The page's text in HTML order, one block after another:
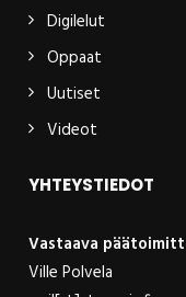
Digilelut
Oppaat
Uutiset
Videot
YHTEYSTIEDOT
Vastaava
Ville Polvela